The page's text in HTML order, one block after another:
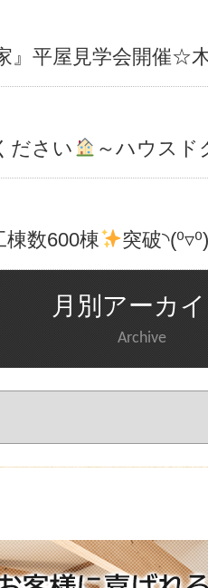
』平屋見学会開催☆
ださい ～ハウスド
数600棟 突破
月別アーカ
Archive